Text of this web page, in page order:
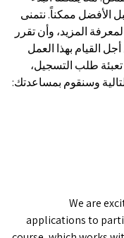
الأفضل ممكناً. نتمنى
المزيد، وأن تقرر
القيام بهذا العمل
طلب التسجيل،
وسنقوم بمساعدتك:
We are
applications to